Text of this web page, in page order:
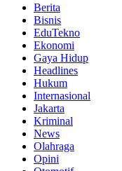
Berita
Bisnis
EduTekno
Ekonomi
Gaya Hidup
Headlines
Hukum
Internasional
Jakarta
Kriminal
News
Olahraga
Opini